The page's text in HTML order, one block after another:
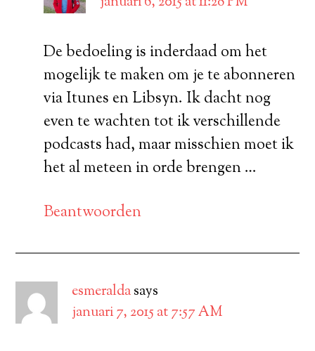
De bedoeling is inderdaad om het
mogelijk te maken om je te abonneren
via Itunes en Libsyn. Ik dacht nog
even te wachten tot ik verschillende
podcasts had, maar misschien moet ik
het al meteen in orde brengen …
Beantwoorden
esmeraldasays
januari 7, 2015 at 7:57 AM